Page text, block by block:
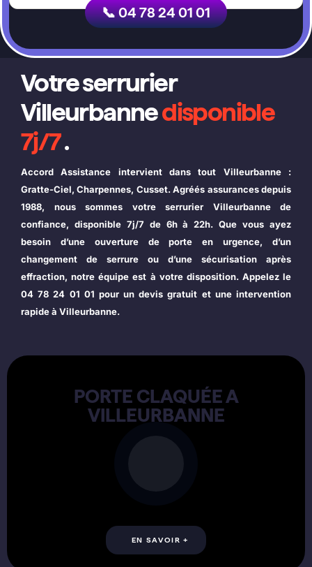
📞 04 78 24 01 01
Votre serrurier
Villeurbannedisponible
7j/7.
Accord Assistance intervient dans tout Villeurbanne :
Gratte-Ciel, Charpennes, Cusset. Agréés assurances depuis
1988, nous sommes votre serrurier Villeurbanne de
confiance, disponible 7j/7 de 6h à 22h. Que vous ayez
besoin d’une ouverture de porte en urgence, d’un
changement de serrure ou d’une sécurisation après
effraction, notre équipe est à votre disposition. Appelez le
04 78 24 01 01 pour un devis gratuit et une intervention
rapide à Villeurbanne.
PORTE CLAQUÉE A
VILLEURBANNE
EN SAVOIR +
PORTE CLAQUEE
Découvrir en détail